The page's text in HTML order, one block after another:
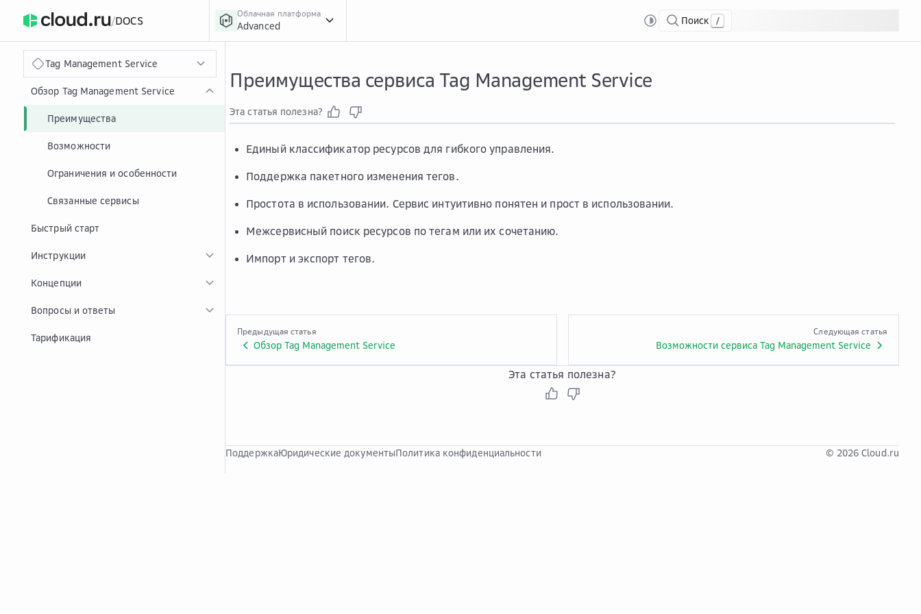
/DOCS
Облачная платформа
Advanced Поиск /
Tag Management Service
Обзор Tag Management Service
Преимущества
Возможности
Ограничения и особенности
Связанные сервисы
Быстрый старт
Инструкции
Концепции
Вопросы и ответы
Тарификация
Преимущества сервиса Tag Management Service
Эта статья полезна?
Единый классификатор ресурсов для гибкого управления.
Поддержка пакетного изменения тегов.
Простота в использовании. Сервис интуитивно понятен и прост в использовании.
Межсервисный поиск ресурсов по тегам или их сочетанию.
Импорт и экспорт тегов.
Предыдущая статья
Обзор Tag Management Service
Следующая статья
Возможности сервиса Tag Management Service
Эта статья полезна?
ПоддержкаЮридические документыПолитика конфиденциальности © 2026 Cloud.ru